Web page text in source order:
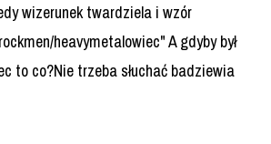
wizerunek twardziela i wzór
heavymetalowiec" A gdyby był
to co?Nie trzeba słuchać badziewia